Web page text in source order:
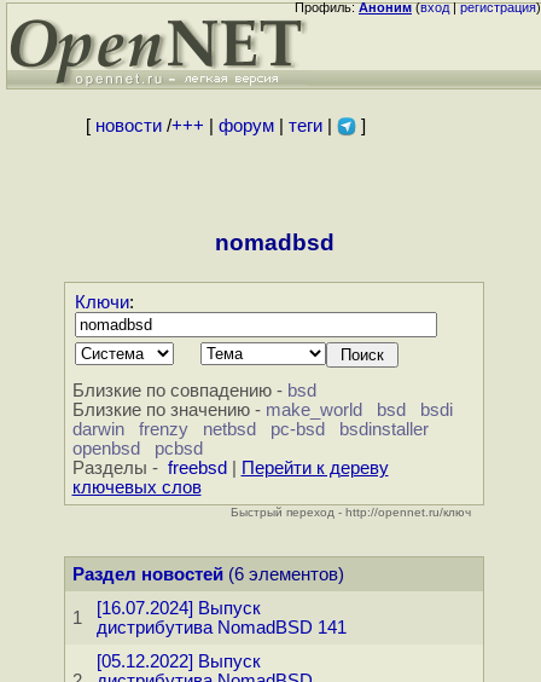
Профиль:Аноним(вход|регистрация)
[ новости/+++ форум| теги| ]
nomadbsd
Ключи:
Близкие по совпадению - bsd
Близкие по значению - make_world bsd
bsdi
darwin
frenzy netbsd pc-bsd
bsdinstaller
openbsd
pcbsd
Разделы - freebsd
Перейти к дереву
ключевых слов
Быстрый переход - http://opennet.ru/ключ
Раздел новостей(6 элементов)
1
[16.07.2024] Выпуск
дистрибутива NomadBSD 141
[05.12.2022] Выпуск